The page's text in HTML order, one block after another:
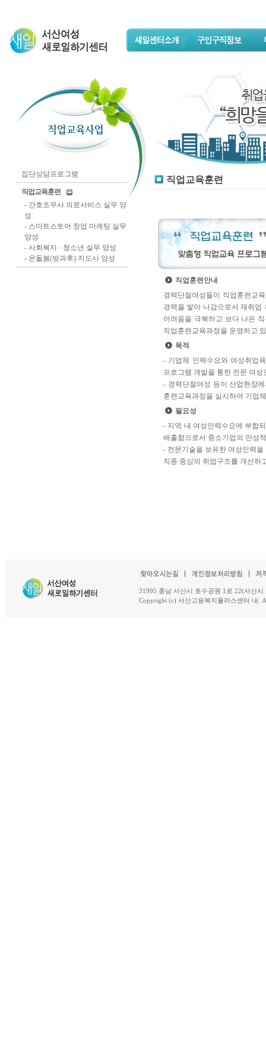
집단상담프로그램
직업교육훈련
- 간호조무사 의료서비스 실무 양
성
- 스마트스토어 창업 마케팅 실무
양성
- 사회복지 · 청소년 실무 양성
- 온돌봄(방과후) 지도사 양성
직업교육훈련
직업훈련안내
경력단절여성들이 직업훈련교
경력을 쌓아 나감으로서 재취업
어려움을 극복하고 보다 나은
직업훈련교육과정을 운영하고
목적
- 기업체 인력수요와 여성취업
프로그램 개발을 통한 전문 여성
- 경력단절여성 등이 산업현장
훈련교육과정을 실시하여 기업
필요성
- 지역 내 여성인력수요에 부합
배출함으로서 중소기업의 만성
- 전문기술을 보유한 여성인력
직종 중심의 취업구조를 개선하
31995 충남 서산시 호수공원 1로 22(서산
Copyright (c) 서산고용복지플러스센터 내.